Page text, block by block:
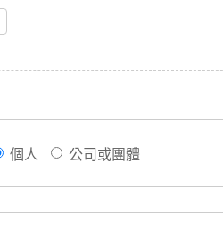
個人 公司或團體